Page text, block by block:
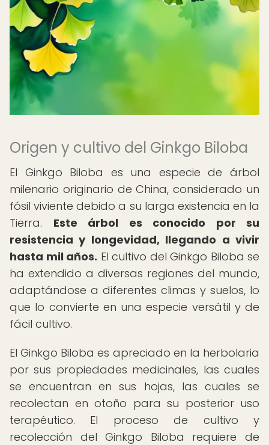
Origen y cultivo del Ginkgo Biloba
El Ginkgo Biloba es una especie de árbol
milenario originario de China, considerado un
fósil viviente debido a su larga existencia en la
Tierra. Este árbol es conocido por su
resistencia y longevidad, llegando a vivir
hasta mil años. El cultivo del Ginkgo Biloba se
ha extendido a diversas regiones del mundo,
adaptándose a diferentes climas y suelos, lo
que lo convierte en una especie versátil y de
fácil cultivo.
El Ginkgo Biloba es apreciado en la herbolaria
por sus propiedades medicinales, las cuales
se encuentran en sus hojas, las cuales se
recolectan en otoño para su posterior uso
terapéutico. El proceso de cultivo y
recolección del Ginkgo Biloba requiere de